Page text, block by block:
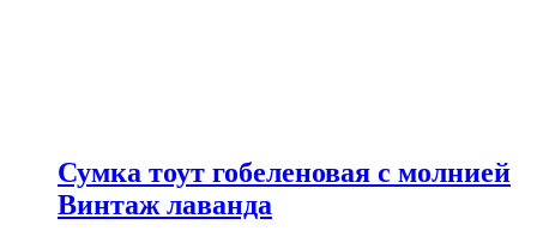
Сумка тоут гобеленовая с молнией
Винтаж лаванда